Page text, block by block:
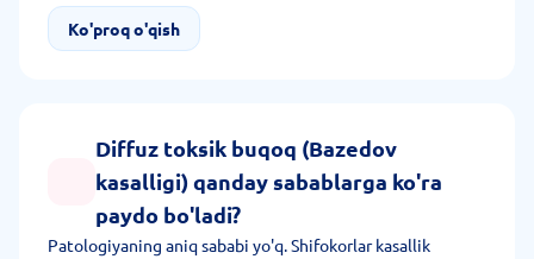
tashqari, kasallikda inson EOP, buqoq, pretibial
miksedemaga duch keladi.
Ko'proq o'qish
Diffuz toksik buqoq (Bazedov
kasalligi) qanday sabablarga ko'ra
paydo bo'ladi?
Patologiyaning aniq sababi yo'q. Shifokorlar kasallik